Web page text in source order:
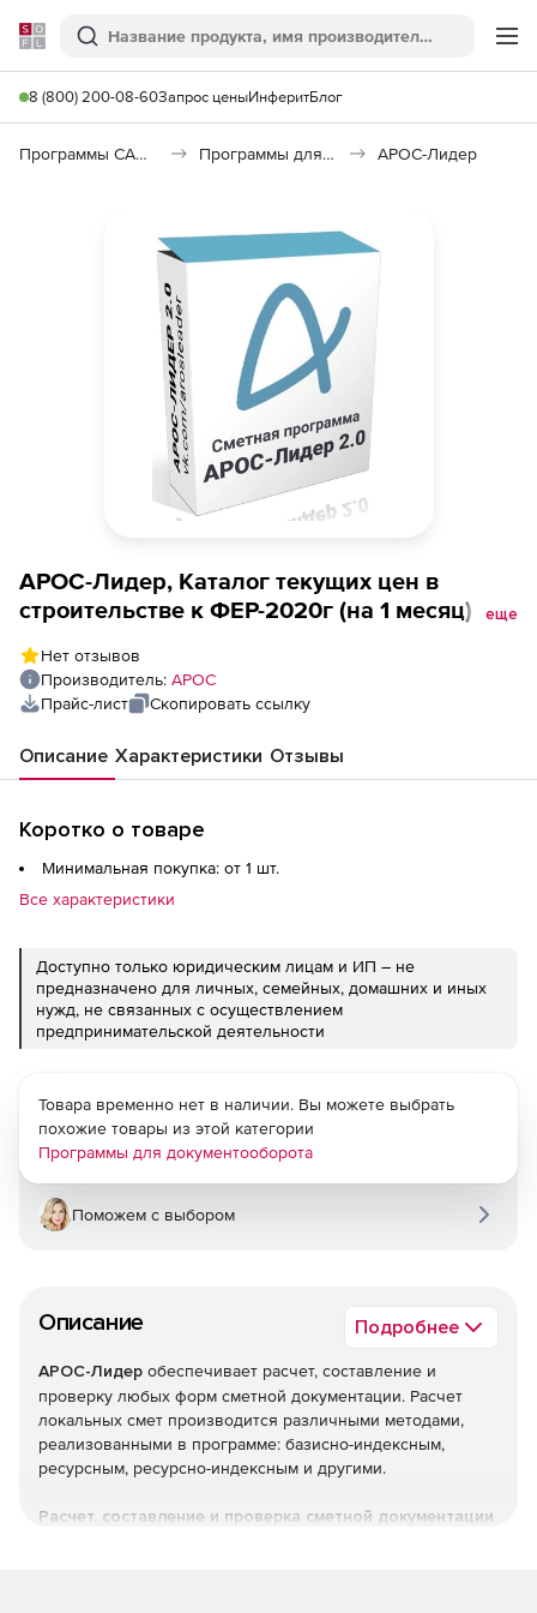
Softline
Поиск
8 (800) 200-08-60Запрос ценыИнферитБлог
Программы САПР и ГИС Программы для документооборота АРОС-Лидер
АРОС-Лидер, Каталог текущих цен в
строительстве к ФЕР-2020г (на 1 месяц),
рабочие места
еще
Нет отзывов
Производитель: АРОС
Прайс-лист
Скопировать ссылку
Описание Характеристики Отзывы
Коротко о товаре
Минимальная покупка: от 1 шт.
Все характеристики
Доступно только юридическим лицам и ИП – не
предназначено для личных, семейных, домашних и иных
нужд, не связанных с осуществлением
предпринимательской деятельности
Описание Подробнее
АРОС-Лидер обеспечивает расчет, составление и
проверку любых форм сметной документации. Расчет
локальных смет производится различными методами,
реализованными в программе: базисно-индексным,
ресурсным, ресурсно-индексным и другими.
Расчет, составление и проверка сметной документации
Товара временно нет в наличии. Вы можете выбрать
похожие товары из этой категории
Программы для документооборота
Поможем с выбором